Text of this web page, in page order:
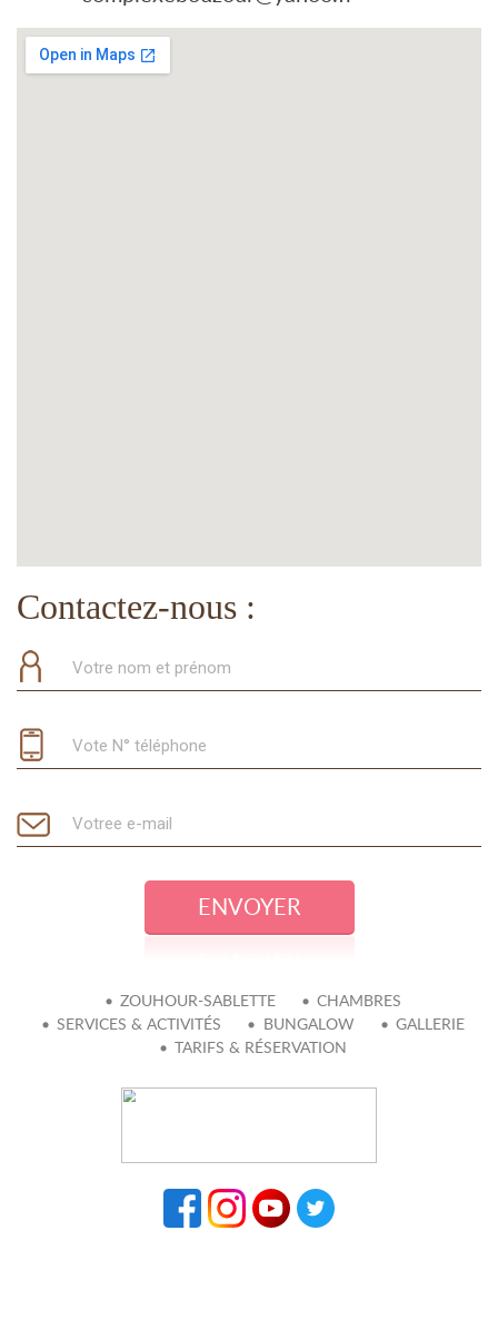
Contactez-nous :
ENVOYER
ZOUHOUR-SABLETTE
CHAMBRES
SERVICES & ACTIVITÉS
BUNGALOW
GALLERIE
TARIFS & RÉSERVATION